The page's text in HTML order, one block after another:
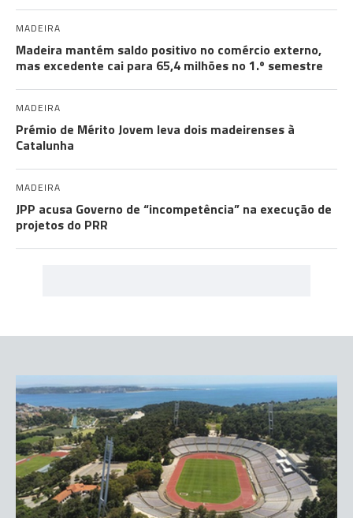
MADEIRA
Madeira mantém saldo positivo no comércio externo,
mas excedente cai para 65,4 milhões no 1.º semestre
MADEIRA
Prémio de Mérito Jovem leva dois madeirenses à
Catalunha
MADEIRA
JPP acusa Governo de “incompetência” na execução de
projetos do PRR